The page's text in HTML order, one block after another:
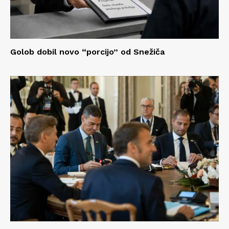
Golob dobil novo “porcijo” od Snežiča